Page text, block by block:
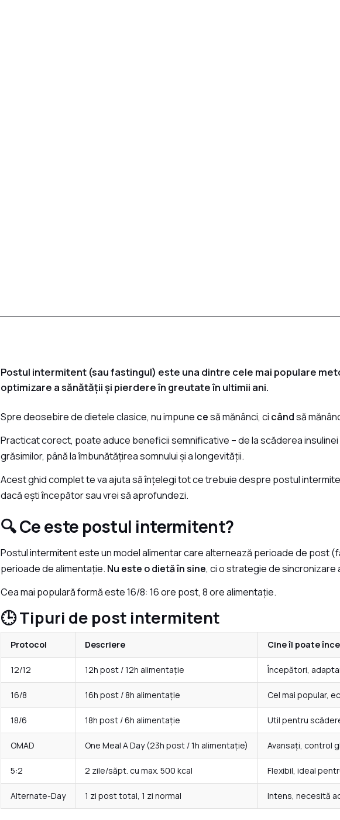
Postul intermitent (sau fastingul) este una dintre cele mai populare
optimizare a sănătății și pierdere în greutate în ultimii ani.
Spre deosebire de dietele clasice, nu impune cesă mănânci, ci cândsă
Practicat corect, poate aduce beneficii semnificative – de la scăderea
grăsimilor, până la îmbunătățirea somnului și a longevității.
Acest ghid complet te va ajuta să înțelegi tot ce trebuie despre postul
dacă ești începător sau vrei să aprofundezi.
🔍 Ce este postul intermitent?
Postul intermitent este un model alimentar care alternează perioade de post
perioade de alimentație. Nu este o dietă în sine, ci o strategie de sincronizare
Cea mai populară formă este 16/8: 16 ore post, 8 ore alimentație.
🕒 Tipuri de post intermitent
Protocol Descriere Cine îl poate
12/12 12h post / 12h alimentație Începători,
16/8 16h post / 8h alimentație Cel mai popular,
18/6 18h post / 6h alimentație Util pentru
OMAD One Meal A Day (23h post / 1h alimentație) Avansați, control
5:2 2 zile/săpt. cu max. 500 kcal Flexibil, ideal
Alternate-Day 1 zi post total, 1 zi normal Intens, necesită